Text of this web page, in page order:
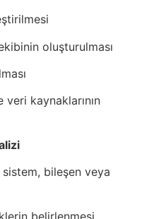
oluşturulması
kaynaklarının
bileşen veya
belirlenmesi